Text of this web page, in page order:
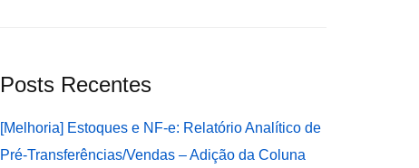
Posts Recentes
[Melhoria] Estoques e NF-e: Relatório Analítico de
Pré-Transferências/Vendas – Adição da Coluna